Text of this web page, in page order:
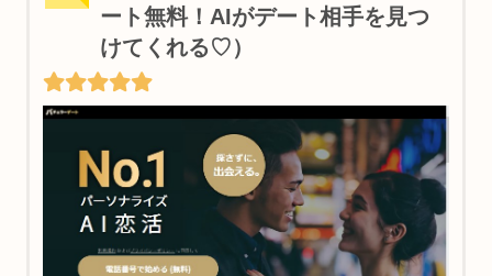
ート無料！AIがデート相手を見つ
けてくれる♡）